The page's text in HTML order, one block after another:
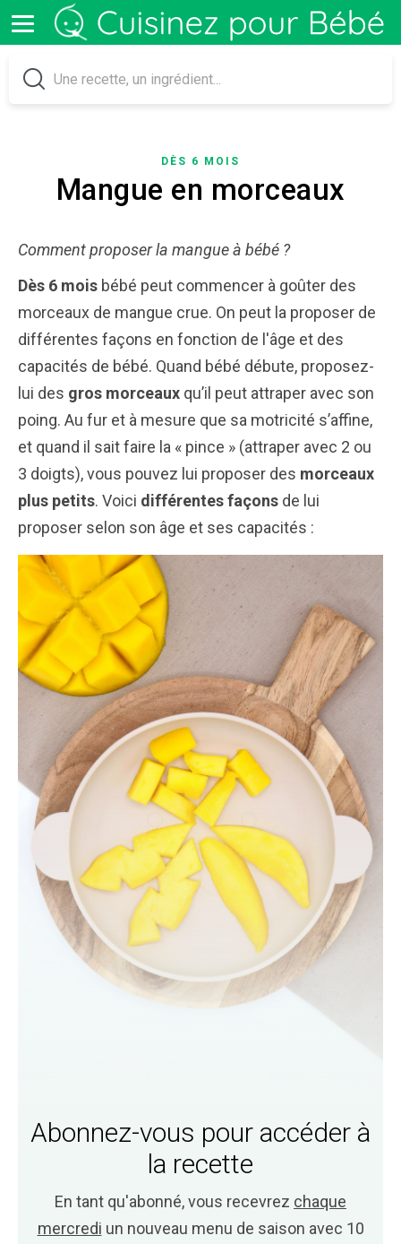
DÈS 6 MOIS
Mangue en morceaux
Comment proposer la mangue à bébé ?
Dès 6 mois bébé peut commencer à goûter des
morceaux de mangue crue. On peut la proposer de
différentes façons en fonction de l'âge et des
capacités de bébé. Quand bébé débute, proposez-
lui des gros morceaux qu’il peut attraper avec son
poing. Au fur et à mesure que sa motricité s’affine,
et quand il sait faire la « pince » (attraper avec 2 ou
3 doigts), vous pouvez lui proposer des morceaux
plus petits. Voici différentes façons de lui
proposer selon son âge et ses capacités :
Abonnez-vous pour accéder à
la recette
En tant qu'abonné, vous recevrez chaque
mercredi un nouveau menu de saison avec 10